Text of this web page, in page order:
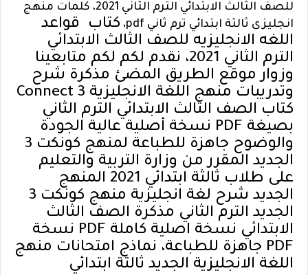
للصف الثالث الابتدائي الترم الثاني 2021، كلمات منهج
انجليزى ثالثة ابتدائي ترم ثاني pdf،
كتاب
قواعد
اللغه الانجليزيه للصف الثالث الابتدائي
الترم الثاني 2021، نقدم لكم لكم متابعينا
وزوار موقع الطريق المضئ مذكرة شرح
وتدريبات منهج اللغة الانجليزية Connect 3
كتاب الصف الثالث الابتدائي الترم الثاني
بصيغة PDF نسخة أصلية عالية الجودة
والوضوح جاهزة للطباعة لمنهج كونكت 3
الجديد المقرر من وزارة التربية والتعليم
على طلاب ثالثة ابتدائي 2021 المنهج
الجديد شرح لغة انجليزية منهج كونكت 3
الجديد الترم الثاني مذكرة الصف الثالث
الابتدائي نسخة اصلية كاملة PDF نسخة
PDF جاهزة للطباعة، نماذج امتحانات منهج
اللغة الانجليزية الجديد ثالثة ابتدائي